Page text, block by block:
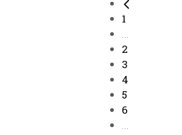
1
...
2
3
4
5
6
...